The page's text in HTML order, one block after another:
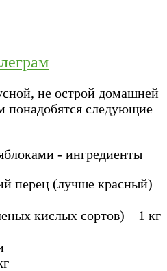
не острой домашней
понадобятся следующие
перец (лучше красный)
кислых сортов) – 1 кг